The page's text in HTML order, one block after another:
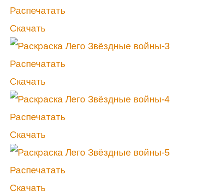
Распечатать
Скачать
Распечатать
Скачать
Распечатать
Скачать
Распечатать
Скачать